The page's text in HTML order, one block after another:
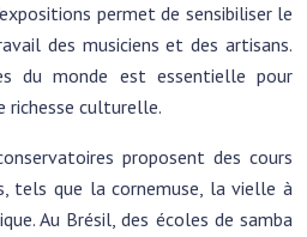
permet de sensibiliser le
des musiciens et des artisans.
du monde est essentielle pour
richesse culturelle.
proposent des cours
tels que la cornemuse, la vielle à
Au Brésil, des écoles de samba